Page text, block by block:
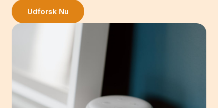
Udforsk Nu